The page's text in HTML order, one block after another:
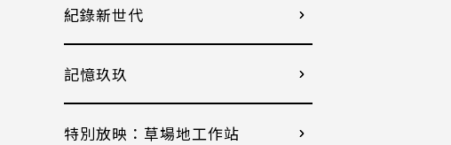
紀錄新世代
記憶玖玖
特別放映：草場地工作站